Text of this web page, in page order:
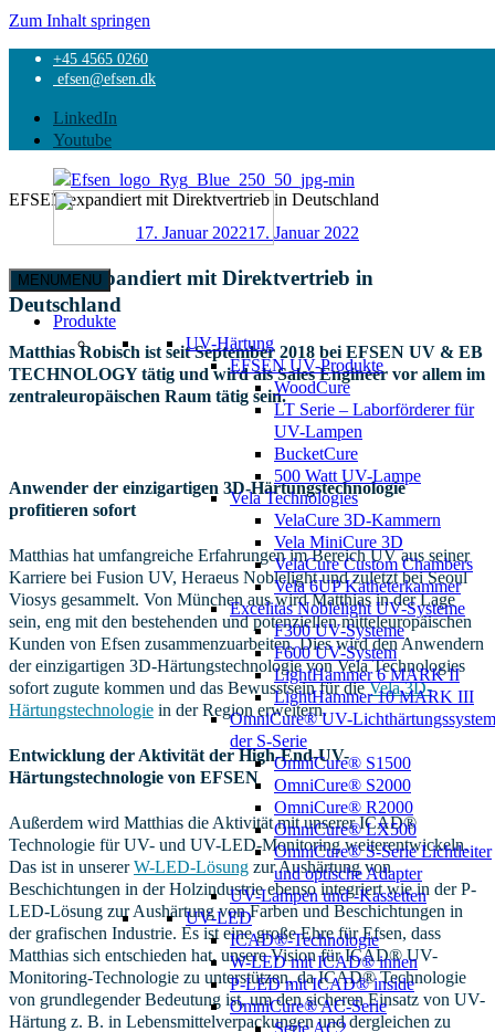
Zum Inhalt springen
+45 4565 0260
efsen@efsen.dk
LinkedIn
Youtube
EFSEN
UV
&
EB
TECHNOLOGY
MENUMENU
Produkte
UV-Härtung
EFSEN UV-Produkte
WoodCure
LT Serie – Laborförderer für
UV-Lampen
BucketCure
500 Watt UV-Lampe
Vela Technologies
VelaCure 3D-Kammern
Vela MiniCure 3D
VelaCure Custom Chambers
Vela 6UP Katheterkammer
Excelitas Noblelight UV-Systeme
F300 UV-Systeme
F600 UV-System
LightHammer 6 MARK II
LightHammer 10 MARK III
OmniCure® UV-
der S-Serie
OmniCure® S1500
OmniCure® S2000
OmniCure® R2000
OmniCure® LX500
OmniCure® S-Serie Lichtleiter
und optische Adapter
UV-Lampen und -Kassetten
UV-LED
ICAD®-Technologie
W-LED mit ICAD® innen
P-LED mit ICAD® inside
OmniCure® AC-Serie
Serie AC2
Start
Unkategorisiert
EFSEN expandiert mit Direktvertrieb in Deutschland
17. Januar 202217. Januar 2022
EFSEN expandiert mit Direktvertrieb in
Deutschland
Matthias Robisch ist seit September 2018 bei EFSEN UV & EB
TECHNOLOGY tätig und wird als Sales Engineer vor allem im
zentraleuropäischen Raum tätig sein.
Anwender der einzigartigen 3D-Härtungstechnologie
profitieren sofort
Matthias hat umfangreiche Erfahrungen im Bereich UV aus seiner
Karriere bei Fusion UV, Heraeus Noblelight und zuletzt bei Seoul
Viosys gesammelt. Von München aus wird Matthias in der Lage
sein, eng mit den bestehenden und potenziellen mitteleuropäischen
Kunden von Efsen zusammenzuarbeiten. Dies wird den Anwendern
der einzigartigen 3D-Härtungstechnologie von Vela Technologies
sofort zugute kommen und das Bewusstsein für dieVela 3D-
Härtungstechnologie in der Region erweitern.
Entwicklung der Aktivität der High-End-UV-
Härtungstechnologie von EFSEN
Außerdem wird Matthias die Aktivität mit unserer ICAD®
Technologie für UV- und UV-LED-Monitoring weiterentwickeln.
Das ist in unsererW-LED-Lösung zur Aushärtung von
Beschichtungen in der Holzindustrie ebenso integriert wie in der P-
LED-Lösung zur Aushärtung von Farben und Beschichtungen in
der grafischen Industrie. Es ist eine große Ehre für Efsen, dass
Matthias sich entschieden hat, unsere Vision für ICAD® UV-
Monitoring-Technologie zu unterstützen, da ICAD® Technologie
von grundlegender Bedeutung ist, um den sicheren Einsatz von UV-
Härtung z. B. in Lebensmittelverpackungen und dergleichen zu